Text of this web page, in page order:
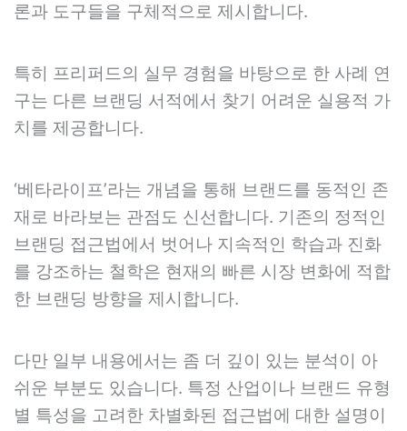
론과 도구들을 구체적으로 제시합니다.
특히 프리퍼드의 실무 경험을 바탕으로 한 사례 연
구는 다른 브랜딩 서적에서 찾기 어려운 실용적 가
치를 제공합니다.
‘베타라이프’라는 개념을 통해 브랜드를 동적인 존
재로 바라보는 관점도 신선합니다. 기존의 정적인
브랜딩 접근법에서 벗어나 지속적인 학습과 진화
를 강조하는 철학은 현재의 빠른 시장 변화에 적합
한 브랜딩 방향을 제시합니다.
다만 일부 내용에서는 좀 더 깊이 있는 분석이 아
쉬운 부분도 있습니다. 특정 산업이나 브랜드 유형
별 특성을 고려한 차별화된 접근법에 대한 설명이